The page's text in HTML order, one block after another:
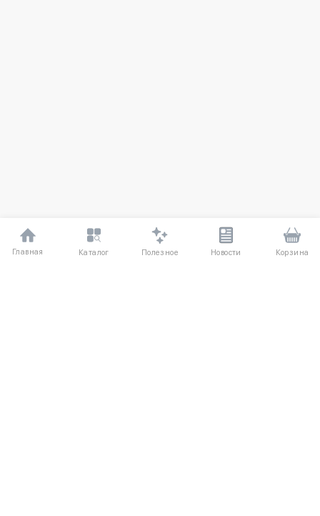
Главная Каталог Полезное Новости Корзина